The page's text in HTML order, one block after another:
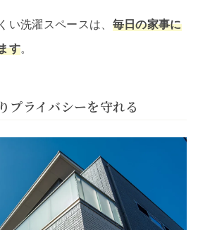
い洗濯スペースは、 毎日の家事に
す。
プライバシーを守れる